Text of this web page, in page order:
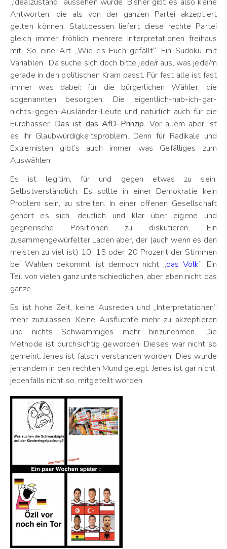
Antworten, die als von der ganzen Partei akzeptiert
gelten können. Stattdessen liefert diese rechte Partei
gleich immer fröhlich mehrere Interpretationen freihaus
mit. So eine Art „Wie es Euch gefällt“. Ein Sudoku mit
Variablen. Da suche sich doch bitte jede/r aus, was jede/m
gerade in den politischen Kram passt. Für fast alle ist fast
immer was dabei: für die bürgerlichen Wähler, die
sogenannten besorgten. Die eigentlich-hab-ich-gar-
nichts-gegen-Ausländer-Leute und natürlich auch für die
Eurohasser. Das ist das AfD-Prinzip. Vor allem aber ist
es ihr Glaubwürdigkeitsproblem. Denn für Radikale und
Extremisten gibt’s auch immer was Gefälliges zum
Auswählen.
Es ist legitim, für und gegen etwas zu sein.
Selbstverständlich. Es sollte in einer Demokratie kein
Problem sein, zu streiten. In einer offenen Gesellschaft
gehört es sich, deutlich und klar über eigene und
gegnerische Positionen zu diskutieren. Ein
zusammengewürfelter Laden aber, der (auch wenn es den
meisten zu viel ist) 10, 15 oder 20 Prozent der Stimmen
bei Wahlen bekommt, ist dennoch nicht „das Volk“. Ein
Teil von vielen ganz unterschiedlichen, aber eben nicht das
ganze.
Es ist hohe Zeit, keine Ausreden und „Interpretationen“
mehr zuzulassen. Keine Ausflüchte mehr zu akzeptieren
und nichts Schwammiges mehr hinzunehmen. Die
Methode ist durchsichtig geworden: Dieses war nicht so
gemeint. Jenes ist falsch verstanden worden. Dies wurde
jemandem in den rechten Mund gelegt. Jenes ist gar nicht,
jedenfalls nicht so, mitgeteilt worden.